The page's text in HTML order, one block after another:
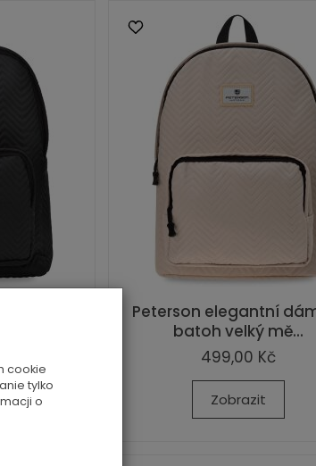
Peterson elegantní
batoh velký mě...
499,00 Kč
Zobrazit
cookie
tylko
o